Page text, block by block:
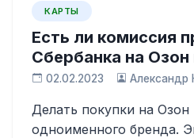
КАРТЫ
Есть ли комиссия
Сбербанка на Озон
02.02.2023 Александр
Делать покупки на Озон
одноименного бренда.